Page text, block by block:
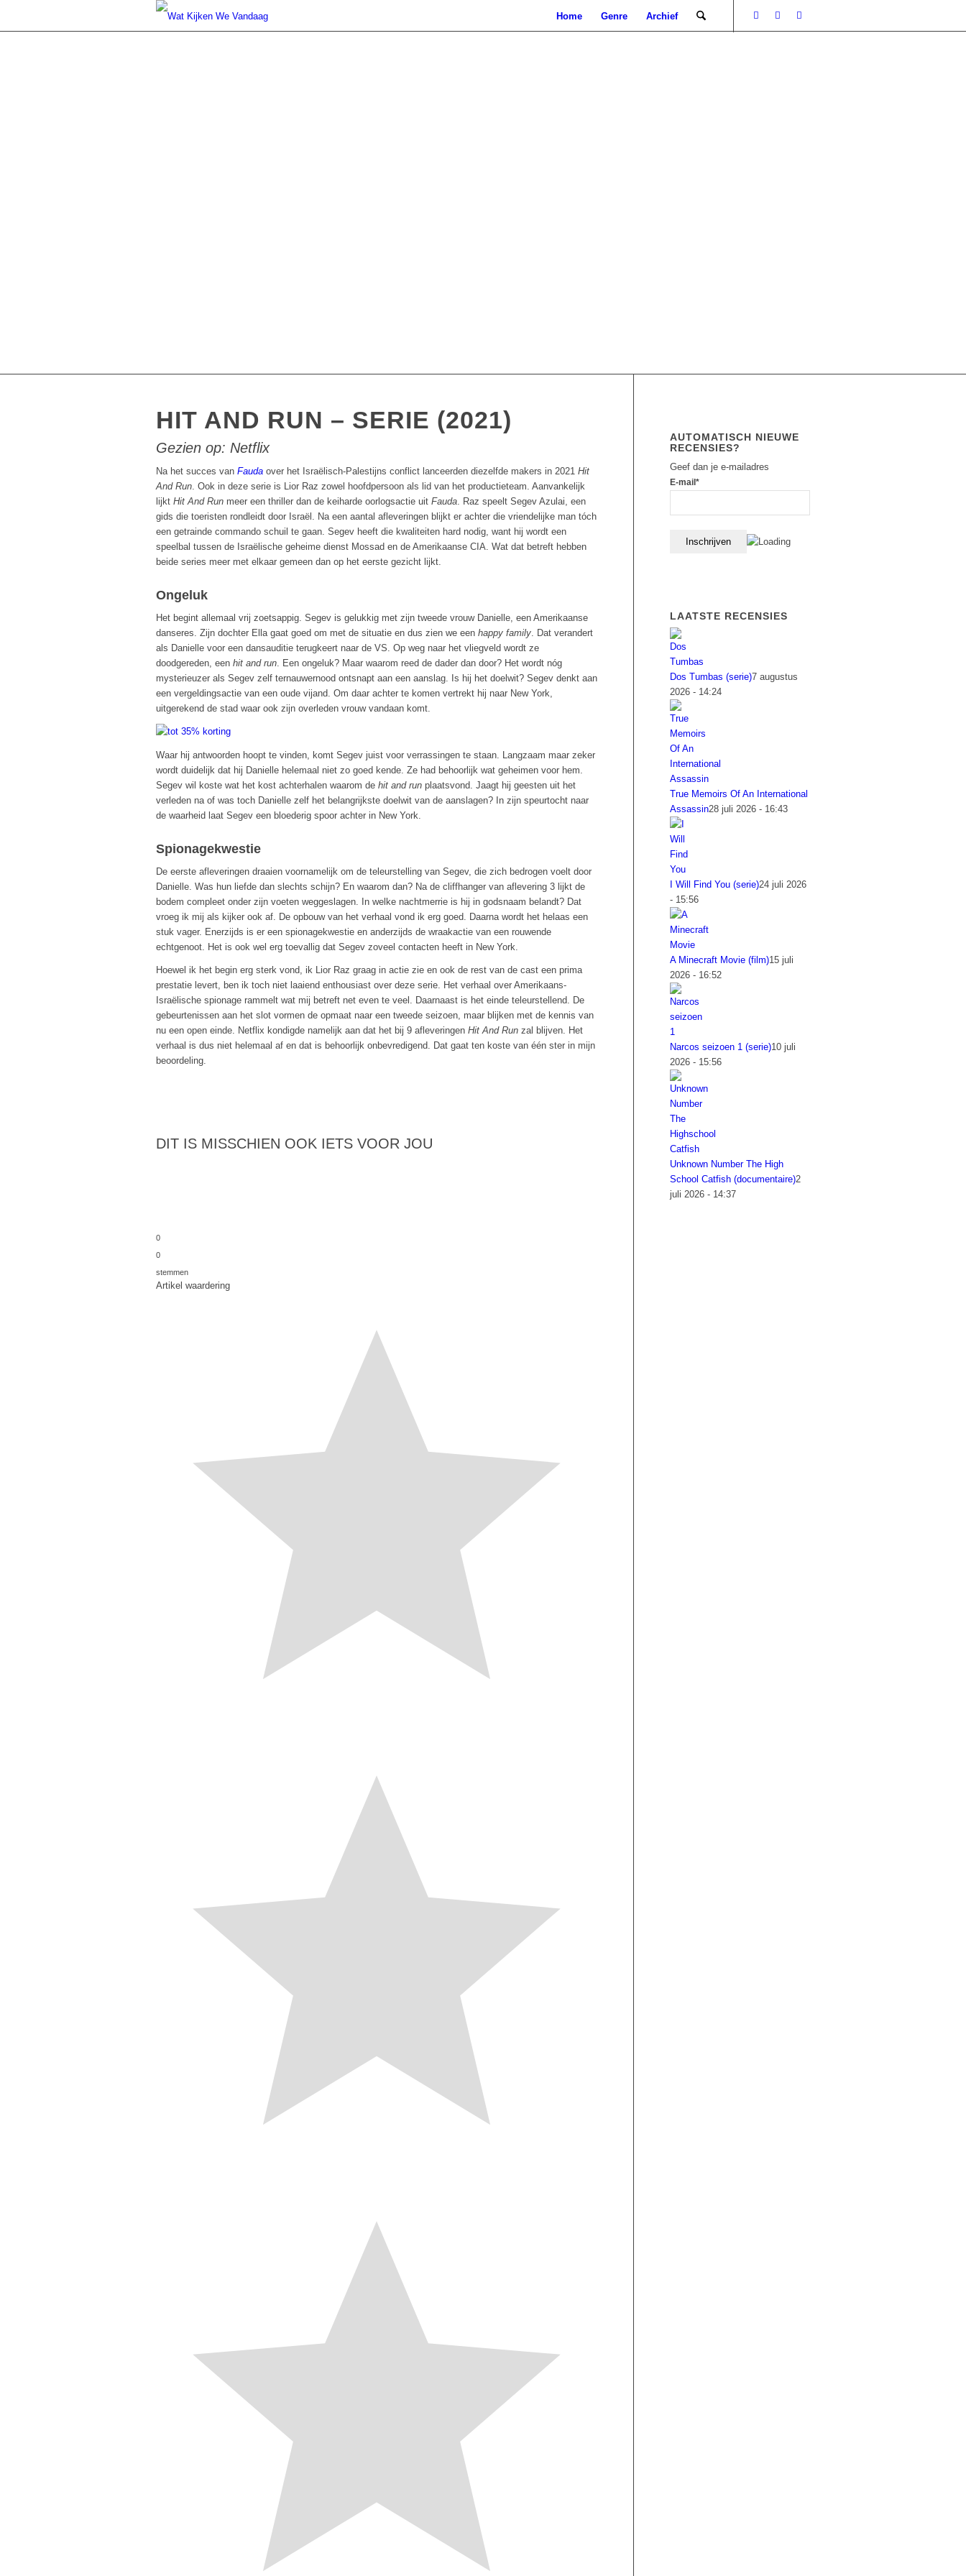
Home Genre Archief
HIT AND RUN – SERIE (2021)
Gezien op: Netflix
Na het succes van Fauda over het Israëlisch-Palestijns conflict lanceerden diezelfde makers in 2021 Hit
And Run. Ook in deze serie is Lior Raz zowel hoofdpersoon als lid van het productieteam. Aanvankelijk
lijkt Hit And Run meer een thriller dan de keiharde oorlogsactie uit Fauda. Raz speelt Segev Azulai, een
gids die toeristen rondleidt door Israël. Na een aantal afleveringen blijkt er achter die vriendelijke man tóch
een getrainde commando schuil te gaan. Segev heeft die kwaliteiten hard nodig, want hij wordt een
speelbal tussen de Israëlische geheime dienst Mossad en de Amerikaanse CIA. Wat dat betreft hebben
beide series meer met elkaar gemeen dan op het eerste gezicht lijkt.
Ongeluk
Het begint allemaal vrij zoetsappig. Segev is gelukkig met zijn tweede vrouw Danielle, een Amerikaanse
danseres. Zijn dochter Ella gaat goed om met de situatie en dus zien we een happy family. Dat verandert
als Danielle voor een dansauditie terugkeert naar de VS. Op weg naar het vliegveld wordt ze
doodgereden, een hit and run. Een ongeluk? Maar waarom reed de dader dan door? Het wordt nóg
mysterieuzer als Segev zelf ternauwernood ontsnapt aan een aanslag. Is hij het doelwit? Segev denkt aan
een vergeldingsactie van een oude vijand. Om daar achter te komen vertrekt hij naar New York,
uitgerekend de stad waar ook zijn overleden vrouw vandaan komt.
Waar hij antwoorden hoopt te vinden, komt Segev juist voor verrassingen te staan. Langzaam maar zeker
wordt duidelijk dat hij Danielle helemaal niet zo goed kende. Ze had behoorlijk wat geheimen voor hem.
Segev wil koste wat het kost achterhalen waarom de hit and run plaatsvond. Jaagt hij geesten uit het
verleden na of was toch Danielle zelf het belangrijkste doelwit van de aanslagen? In zijn speurtocht naar
de waarheid laat Segev een bloederig spoor achter in New York.
Spionagekwestie
De eerste afleveringen draaien voornamelijk om de teleurstelling van Segev, die zich bedrogen voelt door
Danielle. Was hun liefde dan slechts schijn? En waarom dan? Na de cliffhanger van aflevering 3 lijkt de
bodem compleet onder zijn voeten weggeslagen. In welke nachtmerrie is hij in godsnaam belandt? Dat
vroeg ik mij als kijker ook af. De opbouw van het verhaal vond ik erg goed. Daarna wordt het helaas een
stuk vager. Enerzijds is er een spionagekwestie en anderzijds de wraakactie van een rouwende
echtgenoot. Het is ook wel erg toevallig dat Segev zoveel contacten heeft in New York.
Hoewel ik het begin erg sterk vond, ik Lior Raz graag in actie zie en ook de rest van de cast een prima
prestatie levert, ben ik toch niet laaiend enthousiast over deze serie. Het verhaal over Amerikaans-
Israëlische spionage rammelt wat mij betreft net even te veel. Daarnaast is het einde teleurstellend. De
gebeurtenissen aan het slot vormen de opmaat naar een tweede seizoen, maar blijken met de kennis van
nu een open einde. Netflix kondigde namelijk aan dat het bij 9 afleveringen Hit And Run zal blijven. Het
verhaal is dus niet helemaal af en dat is behoorlijk onbevredigend. Dat gaat ten koste van één ster in mijn
beoordeling.
DIT IS MISSCHIEN OOK IETS VOOR JOU
0
0
stemmen
Artikel waardering
AUTOMATISCH NIEUWE
RECENSIES?
Geef dan je e-mailadres
E-mail*
LAATSTE RECENSIES
Dos Tumbas (serie)7 augustus
2026 - 14:24
True Memoirs Of An International
Assassin28 juli 2026 - 16:43
I Will Find You (serie)24 juli 2026
- 15:56
A Minecraft Movie (film)15 juli
2026 - 16:52
Narcos seizoen 1 (serie)10 juli
2026 - 15:56
Unknown Number The High
School Catfish (documentaire)2
juli 2026 - 14:37